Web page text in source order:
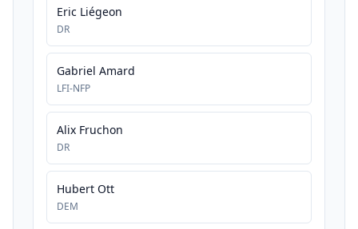
Eric Liégeon
DR
Gabriel Amard
LFI-NFP
Alix Fruchon
DR
Hubert Ott
DEM